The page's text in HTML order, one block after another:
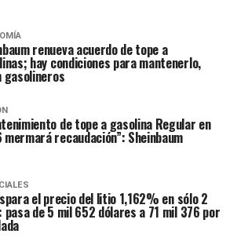
renueva acuerdo de tope a
hay condiciones para mantenerlo,
gasolineros
de tope a gasolina Regular en
mermará recaudación”: Sheinbaum
el precio del litio 1,162% en sólo 2
pasa de 5 mil 652 dólares a 71 mil 376 por